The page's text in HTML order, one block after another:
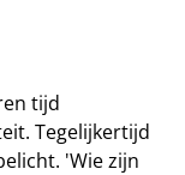
tijd
Tegelijkertijd
'Wie zijn